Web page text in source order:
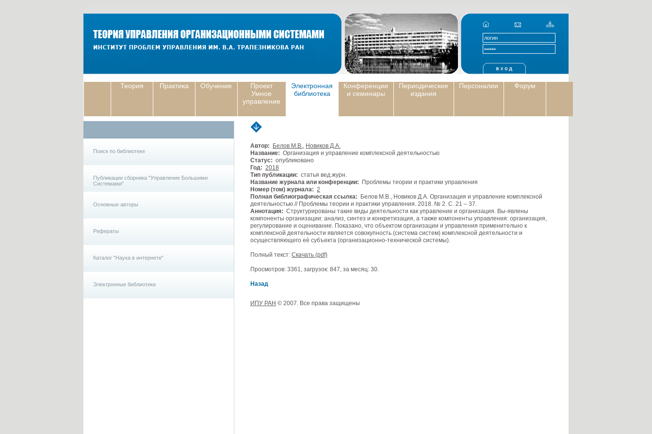
Теория Практика Обучение
Проект
Умное
управление
Электронная
библиотека
Конференции
и семинары
Периодические
издания
Персоналии Форум
Поиск по библиотеке
Публикации сборника "Управление Большими
Системами"
Основные авторы
Рефераты
Каталог "Наука в интернете"
Электронные библиотеки
Автор: Белов М.В., Новиков Д.А.
Название: Организация и управление комплексной деятельностью
Статус: опубликовано
Год: 2018
Тип публикации: статья вед.журн.
Название журнала или конференции: Проблемы теории и практики управления
Номер (том) журнала: 2
Полная библиографическая ссылка: Белов М.В., Новиков Д.А. Организация и управление комплексной
деятельностью // Проблемы теории и практики управления. 2018. № 2. С. 21 – 37.
Аннотация: Структурированы такие виды деятельности как управление и организация. Вы-явлены
компоненты организации: анализ, синтез и конкретизация, а также компоненты управления: организация,
регулирование и оценивание. Показано, что объектом организации и управления применительно к
комплексной деятельности является совокупность (система систем) комплексной деятельности и
осуществляющего еѐ субъекта (организационно-технической системы).
Полный текст: Скачать (pdf)
Просмотров: 3361, загрузок: 847, за месяц: 30.
Назад
ИПУ РАН © 2007. Все права защищены